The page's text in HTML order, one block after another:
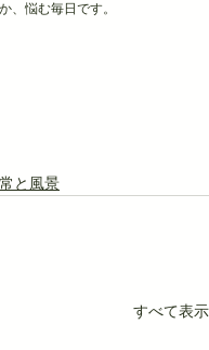
、悩む毎日です。
と風景
すべて表示